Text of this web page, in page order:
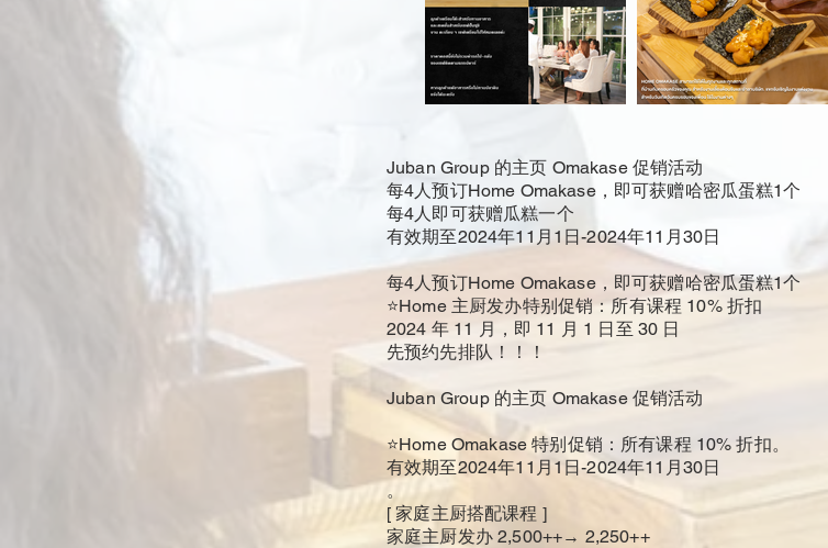
Juban Group 的主页 Omakase 促销活动
每4人预订Home Omakase，即可获赠哈密瓜蛋糕1个
每4人即可获赠瓜糕一个
有效期至2024年11月1日-2024年11月30日
每4人预订Home Omakase，即可获赠哈密瓜蛋糕1个
⭐Home 主厨发办特别促销：所有课程 10% 折扣
2024 年 11 月，即 11 月 1 日至 30 日
先预约先排队！！！
Juban Group 的主页 Omakase 促销活动
⭐Home Omakase 特别促销：所有课程 10% 折扣。
有效期至2024年11月1日-2024年11月30日
。
[ 家庭主厨搭配课程 ]
家庭主厨发办 2,500++→ 2,250++